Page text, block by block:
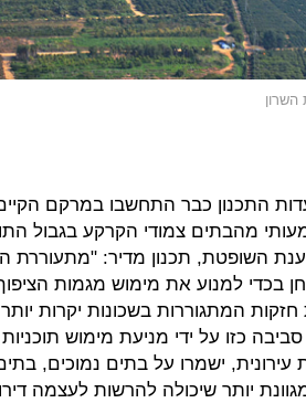
התכנון כבר התחשבו במרקם
מהבתים צמודי הקרקע בגבול
השופטת, תכנון מדיר: "מתעוררת
בכדי למנוע את מימוש מגמות הציפוף
חזקות המתגוררות בשכונות יקרות
כזו על ידי מניעת מימוש תוכניות
ישמרו על בתים נמוכים,
יותר שיכולה להרשות לעצמה